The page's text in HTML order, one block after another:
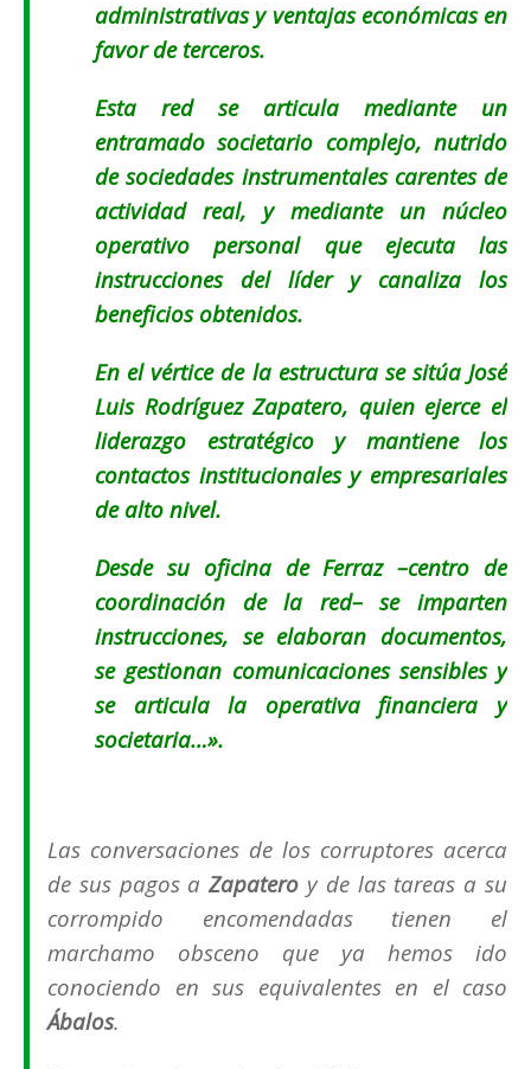
administrativas y ventajas económicas en
favor de terceros.
Esta red se articula mediante un
entramado societario complejo, nutrido
de sociedades instrumentales carentes de
actividad real, y mediante un núcleo
operativo personal que ejecuta las
instrucciones del líder y canaliza los
beneficios obtenidos.
En el vértice de la estructura se sitúa José
Luis Rodríguez Zapatero, quien ejerce el
liderazgo estratégico y mantiene los
contactos institucionales y empresariales
de alto nivel.
Desde su oficina de Ferraz –centro de
coordinación de la red– se imparten
instrucciones, se elaboran documentos,
se gestionan comunicaciones sensibles y
se articula la operativa financiera y
societaria…».
Las conversaciones de los corruptores acerca
de sus pagos aZapatero y de las tareas a su
corrompido encomendadas tienen el
marchamo obsceno que ya hemos ido
conociendo en sus equivalentes en el caso
Ábalos.